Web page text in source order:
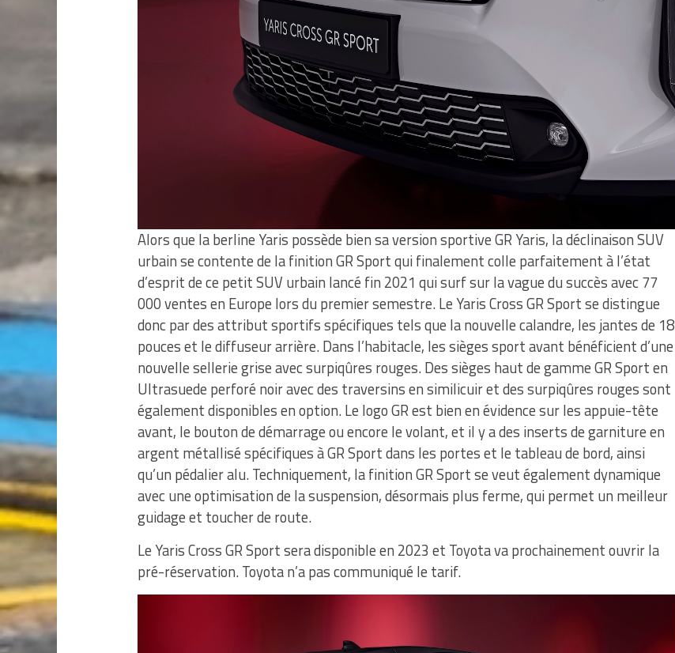
Alors que la berline Yaris possède bien sa version sportive GR Yaris, la déclinaison SUV
urbain se contente de la finition GR Sport qui finalement colle parfaitement à l’état
d’esprit de ce petit SUV urbain lancé fin 2021 qui surf sur la vague du succès avec 77
000 ventes en Europe lors du premier semestre. Le Yaris Cross GR Sport se distingue
donc par des attribut sportifs spécifiques tels que la nouvelle calandre, les jantes de 18
pouces et le diffuseur arrière. Dans l’habitacle, les sièges sport avant bénéficient d’une
nouvelle sellerie grise avec surpiqûres rouges. Des sièges haut de gamme GR Sport en
Ultrasuede perforé noir avec des traversins en similicuir et des surpiqûres rouges sont
également disponibles en option. Le logo GR est bien en évidence sur les appuie-tête
avant, le bouton de démarrage ou encore le volant, et il y a des inserts de garniture en
argent métallisé spécifiques à GR Sport dans les portes et le tableau de bord, ainsi
qu’un pédalier alu. Techniquement, la finition GR Sport se veut également dynamique
avec une optimisation de la suspension, désormais plus ferme, qui permet un meilleur
guidage et toucher de route.
Le Yaris Cross GR Sport sera disponible en 2023 et Toyota va prochainement ouvrir la
pré-réservation. Toyota n’a pas communiqué le tarif.